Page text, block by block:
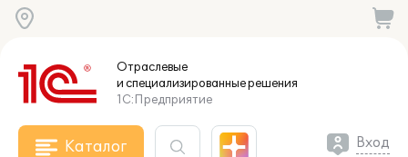
Отраслевые
и специализированныерешения
1С:Предприятие
Каталог Вход